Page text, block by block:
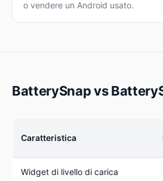
o vendere un Android usato.
BatterySnap vs
Caratteristica
Widget di livello di carica